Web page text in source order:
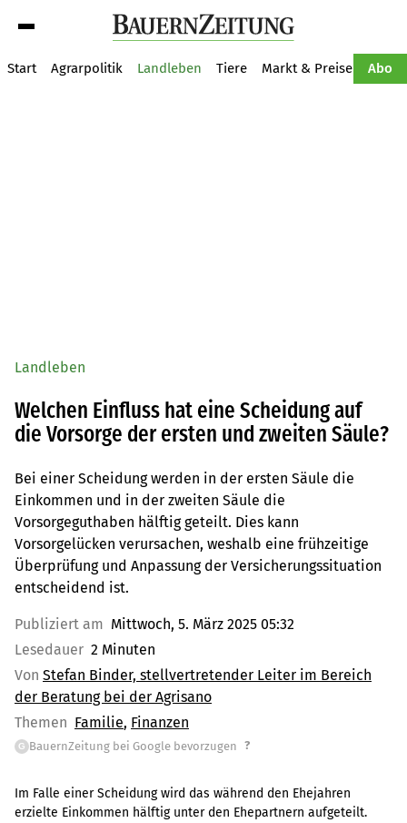
Start Agrarpolitik Landleben Tiere Markt & Preise Abo
Landleben
Welchen Einfluss hat eine Scheidung auf
die Vorsorge der ersten und zweiten Säule?
Bei einer Scheidung werden in der ersten Säule die
Einkommen und in der zweiten Säule die
Vorsorgeguthaben hälftig geteilt. Dies kann
Vorsorgelücken verursachen, weshalb eine frühzeitige
Überprüfung und Anpassung der Versicherungssituation
entscheidend ist.
Publiziert am Mittwoch, 5. März 2025 05:32
Lesedauer 2 Minuten
Von Stefan Binder, stellvertretender Leiter im Bereich
der Beratung bei der Agrisano
Themen Familie Finanzen
G BauernZeitung bei Google bevorzugen ?
Im Falle einer Scheidung wird das während den Ehejahren
erzielte Einkommen hälftig unter den Ehepartnern aufgeteilt.